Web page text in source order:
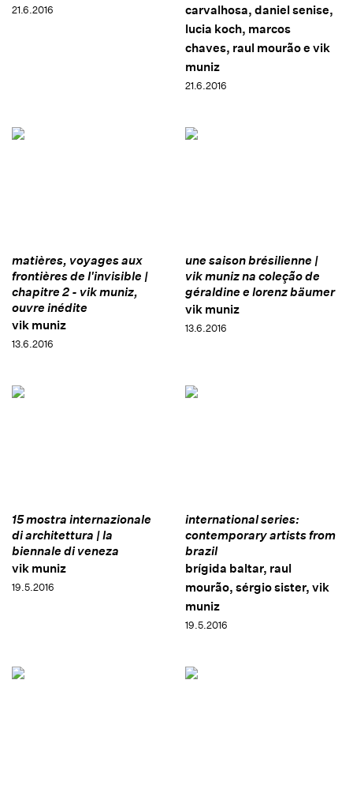
21.6.2016
carvalhosa, daniel senise,
lucia koch, marcos
chaves, raul mourão e vik
muniz
21.6.2016
matières, voyages aux
frontières de l'invisible |
chapitre 2 - vik muniz,
ouvre inédite
vik muniz
13.6.2016
une saison brésilienne |
vik muniz na coleção de
géraldine e lorenz bäumer
vik muniz
13.6.2016
15 mostra internazionale
di architettura | la
biennale di veneza
vik muniz
19.5.2016
international series:
contemporary artists from
brazil
brígida baltar, raul
mourão, sérgio sister, vik
muniz
19.5.2016